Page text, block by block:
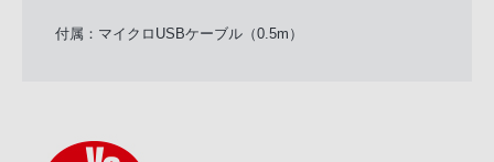
付属：マイクロUSBケーブル（0.5m）